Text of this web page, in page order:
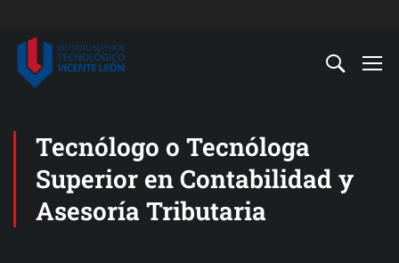
Tecnólogo o Tecnóloga
Superior en Contabilidad y
Asesoría Tributaria